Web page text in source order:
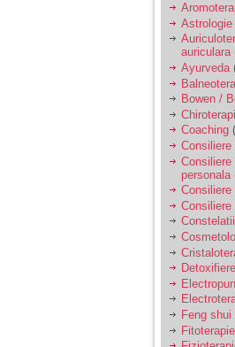
Sunt
31 de ani
varsta de 2
mi-e lumina
De ceva
mi s-a
oboseala,
cronica de
scapa si
cauza ei
controla
cateodata
de suferit.
Am o
care nu
prietena
insarcinata
Am fost de
acord sa
copil, cu
baiat.
Astrologie
auriculara
Ayurveda
Bowen /
Coaching
Consiliere
Consiliere
personala
Detoxifiere
Feng shui
Fitoterapie